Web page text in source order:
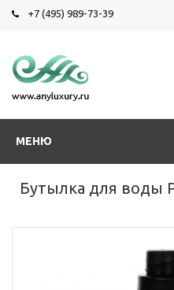
+7 (495) 989-73-39
МЕНЮ
Бутылка для воды